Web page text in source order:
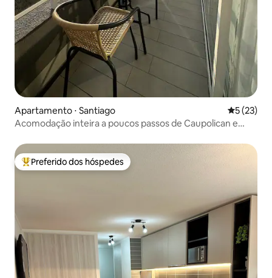
Apartamento ⋅ Santiago 5 de uma
5 (23)
Acomodação inteira a poucos passos de Caupolican e
Entre os melhores preferidos dos hóspedes
Preferido dos hóspedes